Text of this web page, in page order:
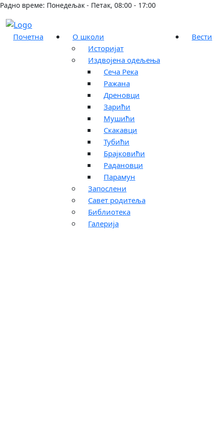
Радно време: Понедељак - Петак, 08:00 - 17:00
Почетна
О школи
Историјат
Издвојена одељења
Сеча Река
Ражана
Дреновци
Зарићи
Мушићи
Скакавци
Тубићи
Брајковићи
Радановци
Парамун
Запослени
Савет родитеља
Библиотека
Галерија
Вести